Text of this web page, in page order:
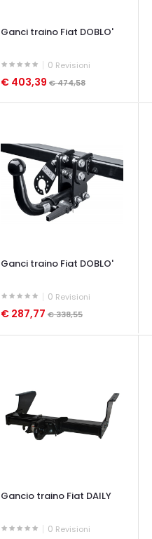
Ganci traino Fiat DOBLO'
0 Revisioni
€ 403,39 € 474,58
OCCHIATA VELOCE
Ganci traino Fiat DOBLO'
0 Revisioni
€ 287,77 € 338,55
Gancio traino Fiat DAILY
0 Revisioni